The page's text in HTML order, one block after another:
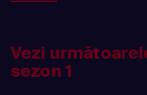
Vezi
sezon 1